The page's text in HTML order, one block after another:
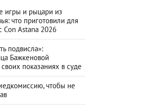
игры и рыцари из
что приготовили для
Con Astana 2026
подвисла»:
Бажкеновой
своих показаниях в суде
чтобы не